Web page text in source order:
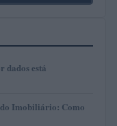
dados está
Imobiliário: Como